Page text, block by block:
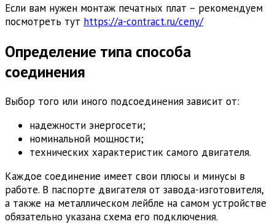
Если вам нужен монтаж печатных плат – рекомендуем
посмотреть тут https://a-contract.ru/ceny/
Определение типа способа
соединения
Выбор того или иного подсоединения зависит от:
надежности энергосети;
номинальной мощности;
технических характеристик самого двигателя.
Каждое соединение имеет свои плюсы и минусы в
работе. В паспорте двигателя от завода-изготовителя,
а также на металлическом лейбле на самом устройстве
обязательно указана схема его подключения.